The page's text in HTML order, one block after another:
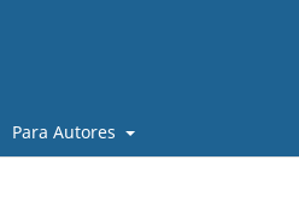
Para Autores